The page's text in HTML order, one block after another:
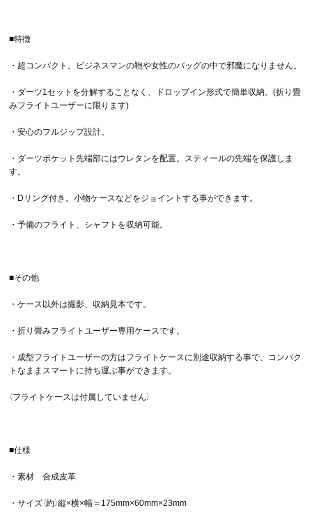
■特徴
・超コンパクト。ビジネスマンの鞄や女性のバッグの中で邪魔になりません。
・ダーツ1セットを分解することなく、ドロップイン形式で簡単収納。(折り畳
みフライトユーザーに限ります)
・安心のフルジップ設計。
・ダーツポケット先端部にはウレタンを配置。スティールの先端を保護しま
す。
・Dリング付き。小物ケースなどをジョイントする事ができます。
・予備のフライト、シャフトを収納可能。
■その他
・ケース以外は撮影、収納見本です。
・折り畳みフライトユーザー専用ケースです。
・成型フライトユーザーの方はフライトケースに別途収納する事で、コンパク
トなままスマートに持ち運ぶ事ができます。
（フライトケースは付属していません）
■仕様
・素材 合成皮革
・サイズ（約）縦×横×幅＝175mm×60mm×23mm